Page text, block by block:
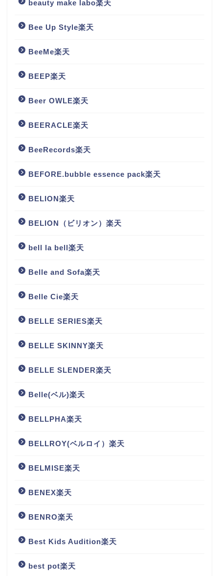
beauty make labo楽天
Bee Up Style楽天
BeeMe楽天
BEEP楽天
Beer OWLE楽天
BEERACLE楽天
BeeRecords楽天
BEFORE.bubble essence pack楽天
BELION楽天
BELION（ビリオン）楽天
bell la bell楽天
Belle and Sofa楽天
Belle Cie楽天
BELLE SERIES楽天
BELLE SKINNY楽天
BELLE SLENDER楽天
Belle(ベル)楽天
BELLPHA楽天
BELLROY(ベルロイ）楽天
BELMISE楽天
BENEX楽天
BENRO楽天
Best Kids Audition楽天
best pot楽天